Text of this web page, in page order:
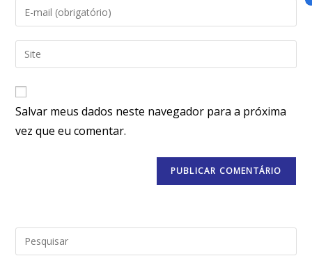
Salvar meus dados neste navegador para a próxima
vez que eu comentar.